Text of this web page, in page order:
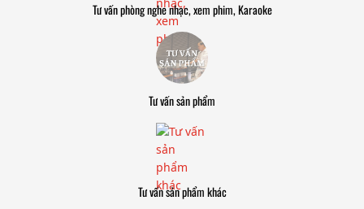
Tư vấn phòng nghe nhạc, xem phim, Karaoke
Tư vấn sản phẩm
Tư vấn sản phẩm khác